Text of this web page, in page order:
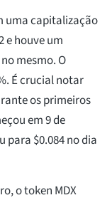
uma capitalização
e houve um
mesmo. O
É crucial notar
os primeiros
em 9 de
para $0.084 no dia
o token MDX